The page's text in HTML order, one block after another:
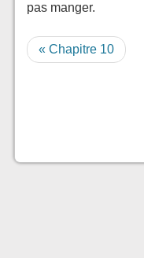
pas manger.
« Chapitre 10